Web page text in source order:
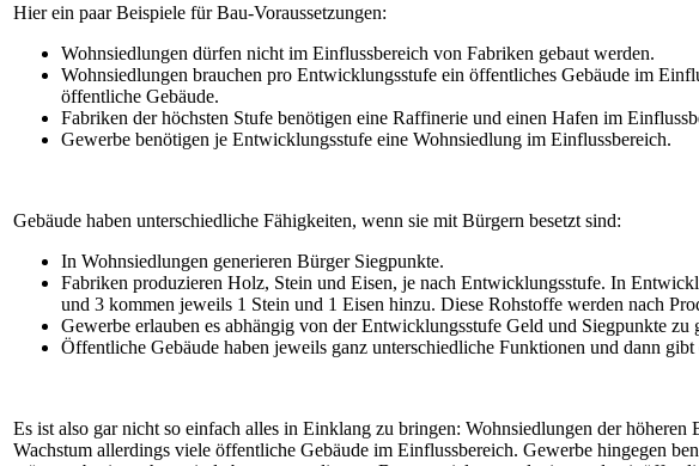
Hier ein paar Beispiele für Bau-Voraussetzungen:
Wohnsiedlungen dürfen nicht im Einflussbereich von Fabriken gebaut werden.
Wohnsiedlungen brauchen pro Entwicklungsstufe ein öffentliches Gebäude im
öffentliche Gebäude.
Fabriken der höchsten Stufe benötigen eine Raffinerie und einen Hafen im
Gewerbe benötigen je Entwicklungsstufe eine Wohnsiedlung im Einflussbereich.
Gebäude haben unterschiedliche Fähigkeiten, wenn sie mit Bürgern besetzt sind:
In Wohnsiedlungen generieren Bürger Siegpunkte.
Fabriken produzieren Holz, Stein und Eisen, je nach Entwicklungsstufe. In
und 3 kommen jeweils 1 Stein und 1 Eisen hinzu. Diese Rohstoffe werden nach
Gewerbe erlauben es abhängig von der Entwicklungsstufe Geld und Siegpunkte
Öffentliche Gebäude haben jeweils ganz unterschiedliche Funktionen und dann
Es ist also gar nicht so einfach alles in Einklang zu bringen: Wohnsiedlungen der
Wachstum allerdings viele öffentliche Gebäude im Einflussbereich. Gewerbe hingegen